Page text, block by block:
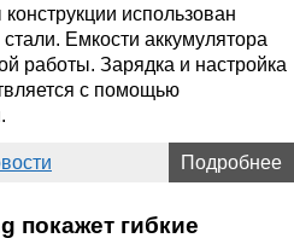
использован
Емкости аккумулятора
работы. Зарядка и настройка
с помощью
Подробнее
покажет гибкие